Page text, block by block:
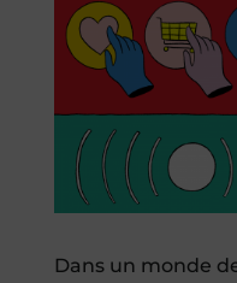
Dans un monde